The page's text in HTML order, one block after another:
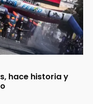
hace historia y